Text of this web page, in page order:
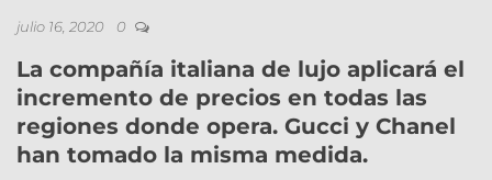
julio 16, 2020 0
La compañía italiana de lujo aplicará el
incremento de precios en todas las
regiones donde opera. Gucci y Chanel
han tomado la misma medida.